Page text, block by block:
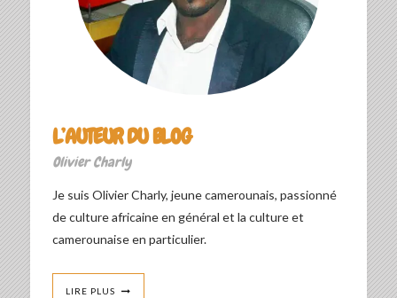
L’AUTEUR DU BLOG
Olivier Charly
Je suis Olivier Charly, jeune camerounais, passionné
de culture africaine en général et la culture et
camerounaise en particulier.
LIRE PLUS